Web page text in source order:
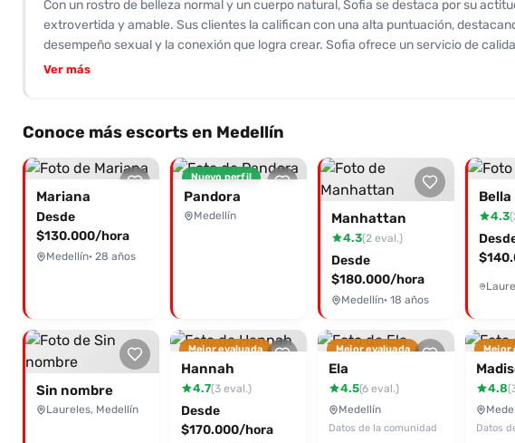
Con un rostro de belleza normal y un cuerpo natural, Sofia se destaca por su
extrovertida y amable. Sus clientes la califican con una alta puntuación,
desempeño sexual y la conexión que logra crear. Sofia ofrece un servicio de
involucra completamente en cada encuentro, haciendo que su compañía sea
que atiende, creando una atmósfera cálida y amigable. Además, sus tarifas son
trato, no dudes en contactar a Sofia y disfrutar de su encanto. ¡Ella está lista para
y cumplir tus deseos! No te quedes con las ganas, atrévete a vivir la experiencia
puede ofrecerte.
Ver más
Conoce más escorts en Medellín
Mariana
Desde
$130.000/hora
Medellín· 28 años
Nuevo perfil
Pandora
Medellín Manhattan
4.3(2 eval.)
Desde
$180.000/hora
Medellín· 18 años
Bella
4.3
Sin nombre
Laureles, Medellín
Mejor evaluada
Hannah
4.7(3 eval.)
Desde
$170.000/hora
Mejor evaluada
Ela
4.5(6 eval.)
Medellín
Datos de la comunidad
Mejor
4.8
Datos